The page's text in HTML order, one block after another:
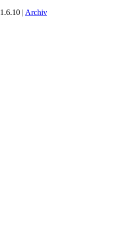
1.6.10 | Archiv